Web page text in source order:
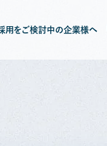
用をご検討中の企業様へ